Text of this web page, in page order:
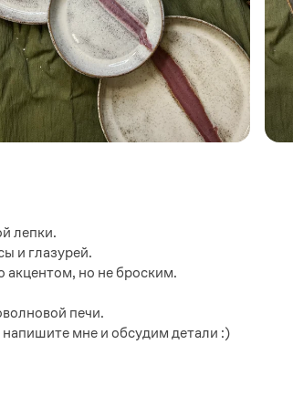
лепки.
и глазурей.
акцентом, но не броским.
печи.
мне и обсудим детали :)